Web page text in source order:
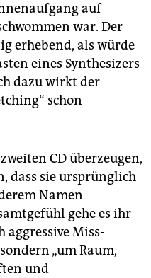
auf
war. Der
erhebend, als würde
eines Synthesizers
dazu wirkt der
schon
CD überzeugen,
dass sie ursprünglich
Namen
gehe es ihr
Miss-
„um Raum,
und